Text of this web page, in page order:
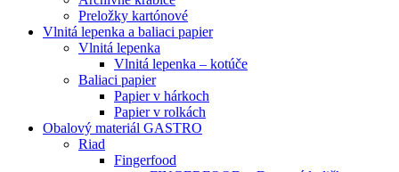
Preložky kartónové
Vlnitá lepenka a baliaci papier
Vlnitá lepenka
Vlnitá lepenka – kotúče
Baliaci papier
Papier v hárkoch
Papier v rolkách
Obalový materiál GASTRO
Riad
Fingerfood